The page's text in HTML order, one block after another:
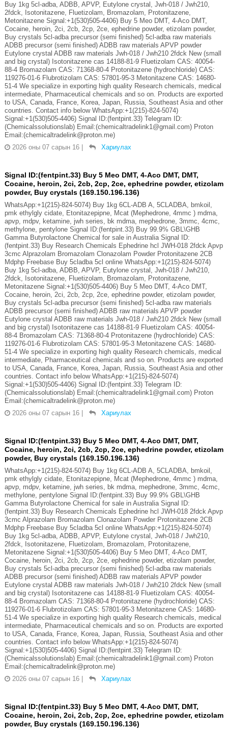
Buy 1kg 5cl-adba, ADBB, APVP, Eutylone crystal, Jwh-018 / Jwh210,
2fdck, Isotonitazene, Fluetizolam, Bromazolam, Protonitazene,
Metonitazene Signal:+1(530)505-4406) Buy 5 Meo DMT, 4-Aco DMT,
Cocaine, heroin, 2ci, 2cb, 2cp, 2ce, ephedrine powder, etizolam powder,
Buy crystals 5cl-adba precursor (semi finished) 5cl-adba raw materials
ADBB precursor (semi finished) ADBB raw materials APVP powder
Eutylone crystal ADBB raw materials Jwh-018 / Jwh210 2fdck New (small
and big crystal) Isotonitazene cas 14188-81-9 Fluetizolam CAS: 40054-
88-4 Bromazolam CAS: 71368-80-4 Protonitazene (hydrochloride) CAS:
119276-01-6 Flubrotizolam CAS: 57801-95-3 Metonitazene CAS: 14680-
51-4 We specialize in exporting high quality Research chemicals, medical
intermediate, Pharmaceutical chemicals and so on. Products are exported
to USA, Canada, France, Korea, Japan, Russia, Southeast Asia and other
countries. Contact info below WhatsApp:+1(215)-824-5074)
Signal:+1(530)505-4406) Signal ID:(fentpint.33) Telegram ID:
(Chemicalssolutionslab) Email:(chemicaltradelink1@gmail.com) Proton
Email:(chemicaltradelink@proton.me)
2026 оны 07 сарын 16
Хариулах
Signal ID:(fentpint.33) Buy 5 Meo DMT, 4-Aco DMT, DMT,
Cocaine, heroin, 2ci, 2cb, 2cp, 2ce, ephedrine powder, etizolam
powder, Buy crystals (169.150.196.136)
WhatsApp:+1(215)-824-5074) Buy 1kg 6CL-ADB A, 5CLADBA, bmkoil,
pmk ethylgly cidate, Etonitazepipne, Mcat (Mephedrone, 4mmc ) mdma,
apvp, mdpv, ketamine, jwh series, bk mdma, mephedrone, 3mmc, 4cmc,
methylone, pentylone Signal ID:(fentpint.33) Buy 99.9% GBL\GHB
Gamma Butyrolactone Chemical for sale in Australia Signal ID:
(fentpint.33) Buy Research Chemicals Ephedrine hcl JWH-018 2fdck Apvp
3cmc Alprazolam Bromazolam Clonazolam Powder Protonitazene 2CB
Mdphp Freebase Buy 5cladba 5cl online WhatsApp:+1(215)-824-5074)
Buy 1kg 5cl-adba, ADBB, APVP, Eutylone crystal, Jwh-018 / Jwh210,
2fdck, Isotonitazene, Fluetizolam, Bromazolam, Protonitazene,
Metonitazene Signal:+1(530)505-4406) Buy 5 Meo DMT, 4-Aco DMT,
Cocaine, heroin, 2ci, 2cb, 2cp, 2ce, ephedrine powder, etizolam powder,
Buy crystals 5cl-adba precursor (semi finished) 5cl-adba raw materials
ADBB precursor (semi finished) ADBB raw materials APVP powder
Eutylone crystal ADBB raw materials Jwh-018 / Jwh210 2fdck New (small
and big crystal) Isotonitazene cas 14188-81-9 Fluetizolam CAS: 40054-
88-4 Bromazolam CAS: 71368-80-4 Protonitazene (hydrochloride) CAS:
119276-01-6 Flubrotizolam CAS: 57801-95-3 Metonitazene CAS: 14680-
51-4 We specialize in exporting high quality Research chemicals, medical
intermediate, Pharmaceutical chemicals and so on. Products are exported
to USA, Canada, France, Korea, Japan, Russia, Southeast Asia and other
countries. Contact info below WhatsApp:+1(215)-824-5074)
Signal:+1(530)505-4406) Signal ID:(fentpint.33) Telegram ID:
(Chemicalssolutionslab) Email:(chemicaltradelink1@gmail.com) Proton
Email:(chemicaltradelink@proton.me)
2026 оны 07 сарын 16
Хариулах
Signal ID:(fentpint.33) Buy 5 Meo DMT, 4-Aco DMT, DMT,
Cocaine, heroin, 2ci, 2cb, 2cp, 2ce, ephedrine powder, etizolam
powder, Buy crystals (169.150.196.136)
WhatsApp:+1(215)-824-5074) Buy 1kg 6CL-ADB A, 5CLADBA, bmkoil,
pmk ethylgly cidate, Etonitazepipne, Mcat (Mephedrone, 4mmc ) mdma,
apvp, mdpv, ketamine, jwh series, bk mdma, mephedrone, 3mmc, 4cmc,
methylone, pentylone Signal ID:(fentpint.33) Buy 99.9% GBL\GHB
Gamma Butyrolactone Chemical for sale in Australia Signal ID:
(fentpint.33) Buy Research Chemicals Ephedrine hcl JWH-018 2fdck Apvp
3cmc Alprazolam Bromazolam Clonazolam Powder Protonitazene 2CB
Mdphp Freebase Buy 5cladba 5cl online WhatsApp:+1(215)-824-5074)
Buy 1kg 5cl-adba, ADBB, APVP, Eutylone crystal, Jwh-018 / Jwh210,
2fdck, Isotonitazene, Fluetizolam, Bromazolam, Protonitazene,
Metonitazene Signal:+1(530)505-4406) Buy 5 Meo DMT, 4-Aco DMT,
Cocaine, heroin, 2ci, 2cb, 2cp, 2ce, ephedrine powder, etizolam powder,
Buy crystals 5cl-adba precursor (semi finished) 5cl-adba raw materials
ADBB precursor (semi finished) ADBB raw materials APVP powder
Eutylone crystal ADBB raw materials Jwh-018 / Jwh210 2fdck New (small
and big crystal) Isotonitazene cas 14188-81-9 Fluetizolam CAS: 40054-
88-4 Bromazolam CAS: 71368-80-4 Protonitazene (hydrochloride) CAS:
119276-01-6 Flubrotizolam CAS: 57801-95-3 Metonitazene CAS: 14680-
51-4 We specialize in exporting high quality Research chemicals, medical
intermediate, Pharmaceutical chemicals and so on. Products are exported
to USA, Canada, France, Korea, Japan, Russia, Southeast Asia and other
countries. Contact info below WhatsApp:+1(215)-824-5074)
Signal:+1(530)505-4406) Signal ID:(fentpint.33) Telegram ID:
(Chemicalssolutionslab) Email:(chemicaltradelink1@gmail.com) Proton
Email:(chemicaltradelink@proton.me)
2026 оны 07 сарын 16
Хариулах
Signal ID:(fentpint.33) Buy 5 Meo DMT, 4-Aco DMT, DMT,
Cocaine, heroin, 2ci, 2cb, 2cp, 2ce, ephedrine powder, etizolam
powder, Buy crystals (169.150.196.136)